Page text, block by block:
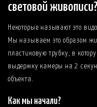
световой живописи?
Некоторые называют это
Мы называем это образом
пластиковую трубку, в
выдержку камеры на 2
объекта.
Как мы начали?